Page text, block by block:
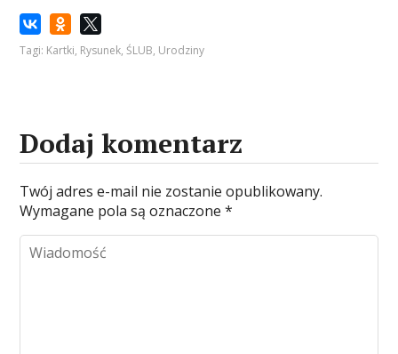
Tagi: Kartki, Rysunek,ŚLUB, Urodziny
Dodaj komentarz
Twój adres e-mail nie zostanie opublikowany.
Wymagane pola są oznaczone*